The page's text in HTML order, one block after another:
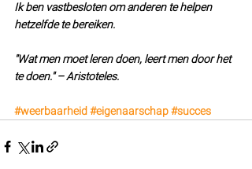
Ik ben vastbesloten om anderen te helpen
hetzelfde te bereiken.
"Wat men moet leren doen, leert men door het
te doen." – Aristoteles.
#weerbaarheid #eigenaarschap#succes